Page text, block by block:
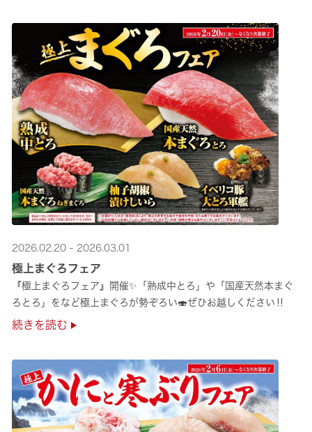
2026.02.20 - 2026.03.01
極上まぐろフェア
『極上まぐろフェア』開催✨「熟成中とろ」や「国産天然本まぐ
ろとろ」をなど極上まぐろが勢ぞろい🍣ぜひお越しください‼
続きを読む